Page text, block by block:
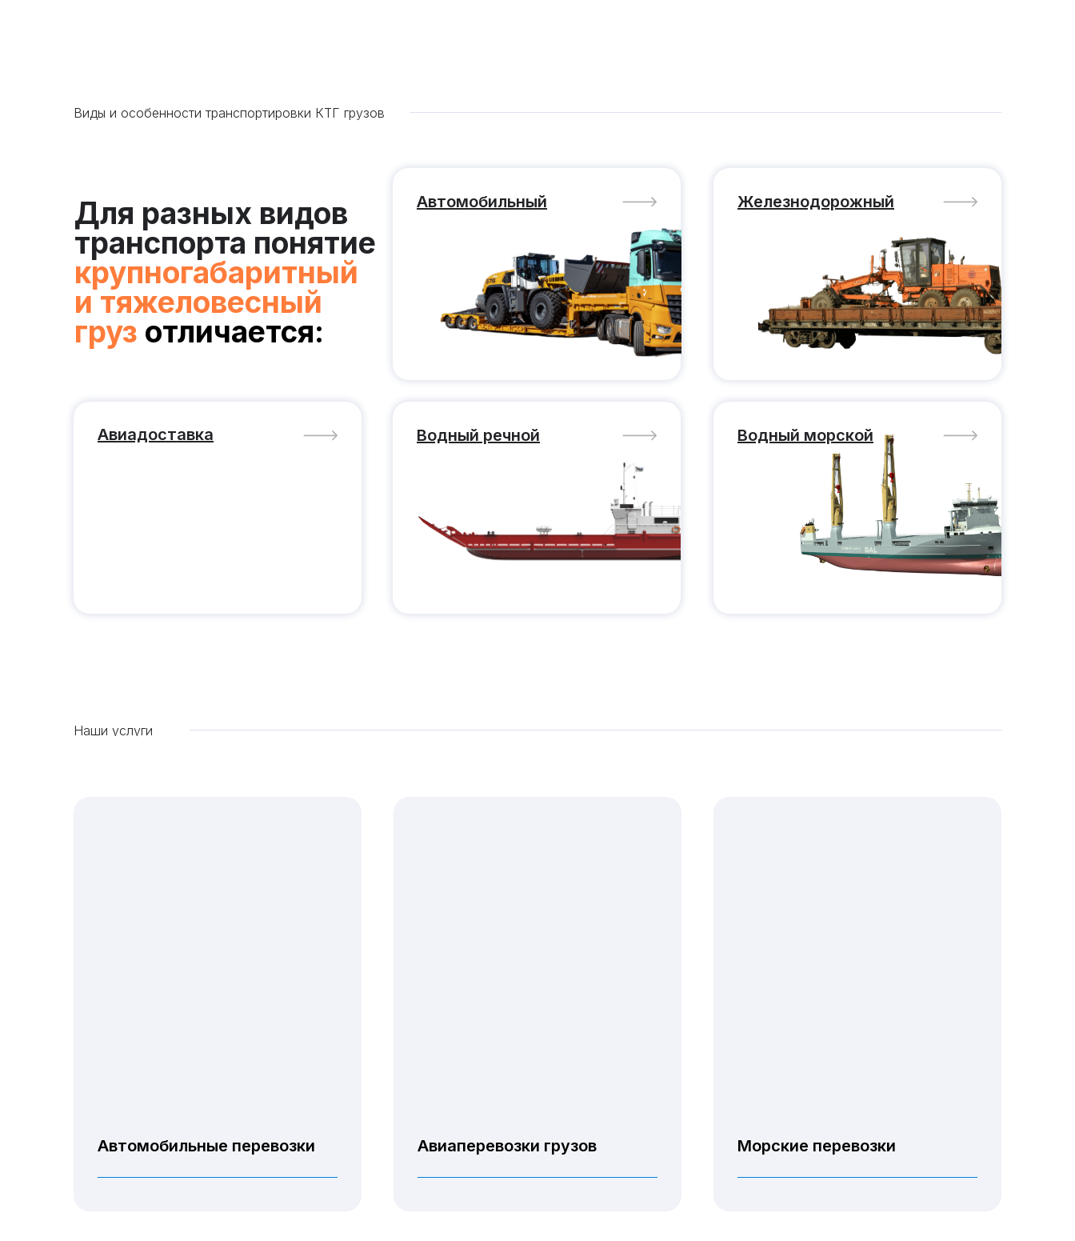
Виды и особенности транспортировки КТГ грузов
Автомобильный
Водный речной
Авиадоставка
Для разных видов
транспорта понятие
крупногабаритный
и тяжеловесный
груз отличается:
Железнодорожный
Водный морской
Наши услуги
Автомобильные перевозки Авиаперевозки грузов Морские перевозки